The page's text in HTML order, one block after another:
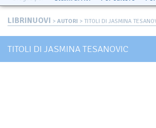
LIBRINUOVI > AUTORI > TITOLI DI JASMINA
TITOLI DI JASMINA TESANOVIC